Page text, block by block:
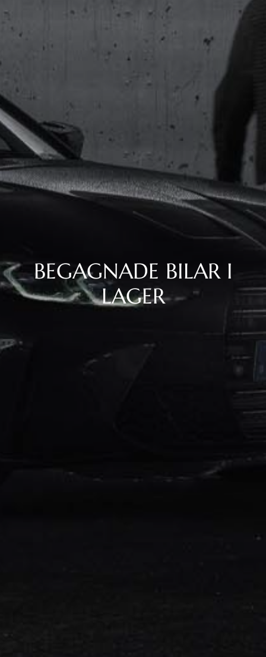
BEGAGNADE BILAR I
LAGER